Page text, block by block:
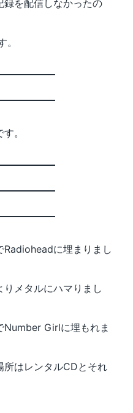
録を配信しなかったの
。
に埋まりまし
メタルにハマりまし
Number Girlに埋もれま
所はレンタルCDとそれ